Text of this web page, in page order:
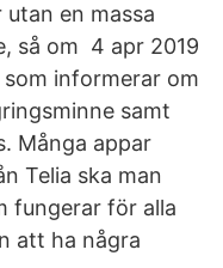
en massa
så om 4 apr 2019
informerar om
samt
Många appar
Telia ska man
fungerar för alla
att ha några